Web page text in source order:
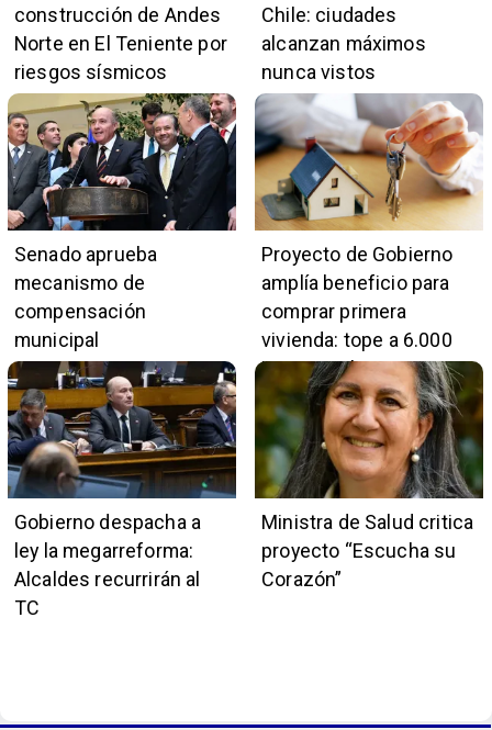
construcción de Andes
Norte en El Teniente por
riesgos sísmicos
Chile: ciudades
alcanzan máximos
nunca vistos
Senado aprueba
mecanismo de
compensación
municipal
Proyecto de Gobierno
amplía beneficio para
comprar primera
vivienda: tope a 6.000
UF y 30 mil cupos
Gobierno despacha a
ley la megarreforma:
Alcaldes recurrirán al
TC
Ministra de Salud critica
proyecto “Escucha su
Corazón”